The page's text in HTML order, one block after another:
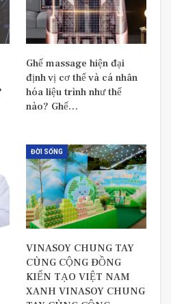
Ghế massage hiện đại
định vị cơ thể và cá nhân
hóa liệu trình như thế
nào? Ghế…
ĐỜI SỐNG
VINASOY CHUNG TAY
CÙNG CỘNG ĐỒNG
KIẾN TẠO VIỆT NAM
XANH VINASOY CHUNG